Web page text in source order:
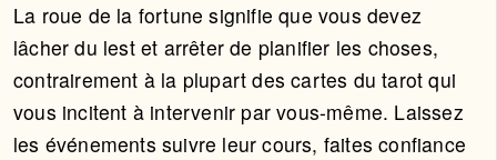
La roue de la fortune signifie que vous devez
lâcher du lest et arrêter de planifier les choses,
contrairement à la plupart des cartes du tarot qui
vous incitent à intervenir par vous-même. Laissez
les événements suivre leur cours, faites confiance